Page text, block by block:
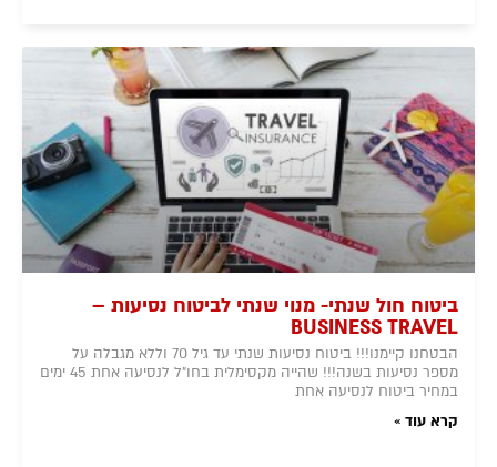
ביטוח חול שנתי- מנוי שנתי לביטוח נסיעות –
BUSINESS TRAVEL
הבטחנו קיימנו!!! ביטוח נסיעות שנתי עד גיל 70 וללא מגבלה על
מספר נסיעות בשנה!!! שהייה מקסימלית בחו"ל לנסיעה אחת 45 ימים
במחיר ביטוח לנסיעה אחת
קרא עוד »